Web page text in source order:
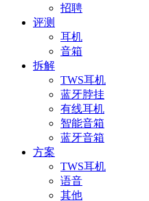
招聘
评测
耳机
音箱
拆解
TWS耳机
蓝牙脖挂
有线耳机
智能音箱
蓝牙音箱
方案
TWS耳机
语音
其他